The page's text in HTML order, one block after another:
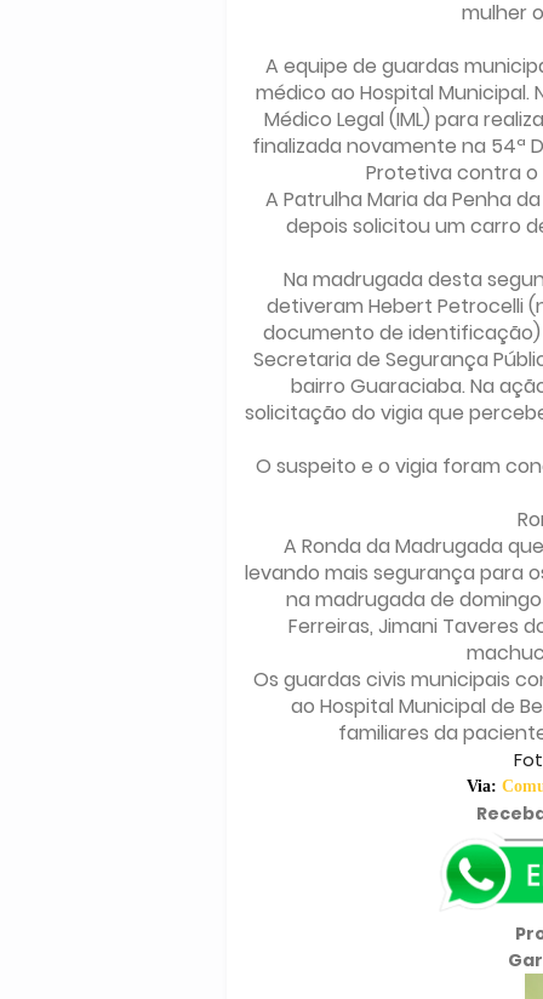
mulher
A equipe de guardas
médico ao Hospital
Médico Legal (IML) para
finalizada novamente na 54ª
Protetiva contra
A Patrulha Maria da Penha
depois solicitou um carro
Na madrugada desta
detiveram Hebert Petrocelli
documento de
Secretaria de Segurança
bairro Guaraciaba. Na
solicitação do vigia que
O suspeito e o vigia foram
A Ronda da Madrugada
levando mais segurança para
na madrugada de
Ferreiras, Jimani Taveres
Os guardas civis municipais
ao Hospital Municipal de
familiares da
Via: